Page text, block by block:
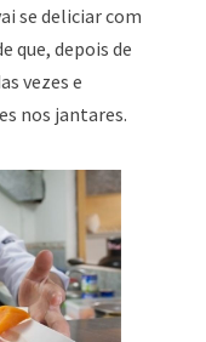
se deliciar com
que, depois de
vezes e
nos jantares.